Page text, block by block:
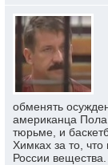
обменять
американца Пола
тюрьме, и
Химках за то,
России вещества.